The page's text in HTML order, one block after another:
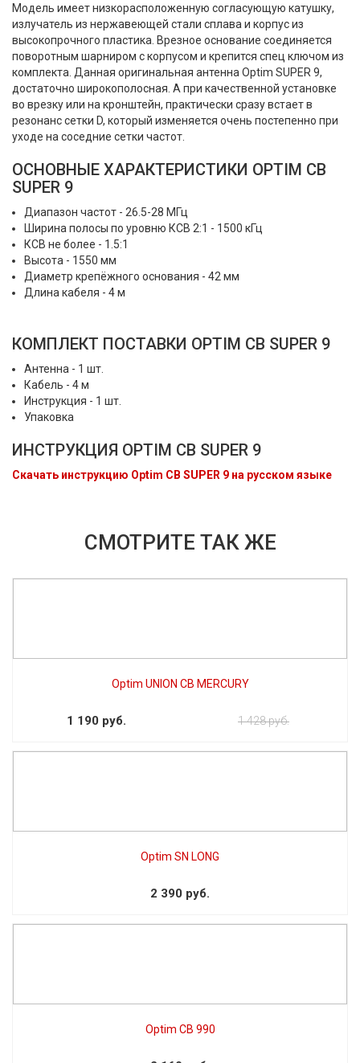
Модель имеет низкорасположенную согласующую катушку,
излучатель из нержавеющей стали сплава и корпус из
высокопрочного пластика. Врезное основание соединяется
поворотным шарниром с корпусом и крепится спец ключом из
комплекта. Данная оригинальная антенна Optim SUPER 9,
достаточно широкополосная. А при качественной установке
во врезку или на кронштейн, практически сразу встает в
резонанс сетки D, который изменяется очень постепенно при
уходе на соседние сетки частот.
ОСНОВНЫЕ ХАРАКТЕРИСТИКИ OPTIM CB
SUPER 9
Диапазон частот - 26.5-28 МГц
Ширина полосы по уровню КСВ 2:1 - 1500 кГц
КСВ не более - 1.5:1
Высота - 1550 мм
Диаметр крепёжного основания - 42 мм
Длина кабеля - 4 м
КОМПЛЕКТ ПОСТАВКИ OPTIM CB SUPER 9
Антенна - 1 шт.
Кабель - 4 м
Инструкция - 1 шт.
Упаковка
ИНСТРУКЦИЯ OPTIM CB SUPER 9
Скачать инструкцию Optim CB SUPER 9 на русском языке
СМОТРИТЕ ТАК ЖЕ
Optim UNION CB MERCURY
1 190 руб. 1 428 руб.
Optim SN LONG
2 390 руб.
Optim СВ 990